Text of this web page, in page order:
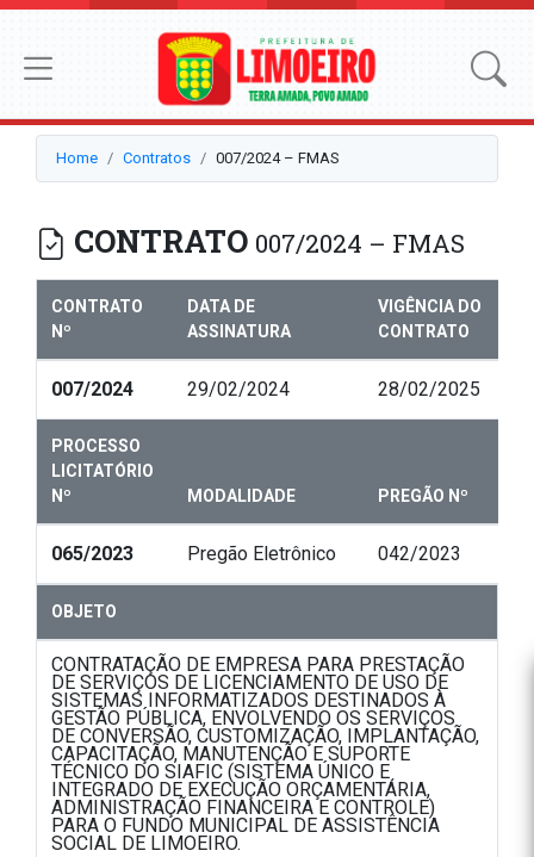
Home Contratos 007/2024 – FMAS
CONTRATO 007/2024 – FMAS
CONTRATO
Nº
DATA DE
ASSINATURA
VIGÊNCIA DO
CONTRATO
007/2024 29/02/2024 28/02/2025
PROCESSO
LICITATÓRIO
Nº
MODALIDADE PREGÃO Nº
065/2023 Pregão Eletrônico 042/2023
OBJETO
CONTRATAÇÃO DE EMPRESA PARA PRESTAÇÃO
DE SERVIÇOS DE LICENCIAMENTO DE USO DE
SISTEMAS INFORMATIZADOS DESTINADOS À
GESTÃO PÚBLICA, ENVOLVENDO OS SERVIÇOS
DE CONVERSÃO, CUSTOMIZAÇÃO, IMPLANTAÇÃO,
CAPACITAÇÃO, MANUTENÇÃO E SUPORTE
TÉCNICO DO SIAFIC (SISTEMA ÚNICO E
INTEGRADO DE EXECUÇÃO ORÇAMENTÁRIA,
ADMINISTRAÇÃO FINANCEIRA E CONTROLE)
PARA O FUNDO MUNICIPAL DE ASSISTÊNCIA
SOCIAL DE LIMOEIRO.